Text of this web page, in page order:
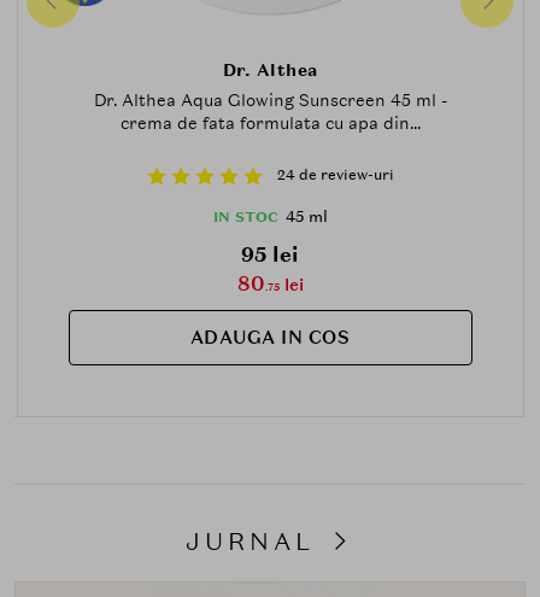
Dr. Althea
Dr. Althea Aqua Glowing Sunscreen 45 ml -
crema de fata formulata cu apa din...
24 de review-uri
IN STOC 45 ml
95 lei
80.75lei
ADAUGA IN COS
JURNAL